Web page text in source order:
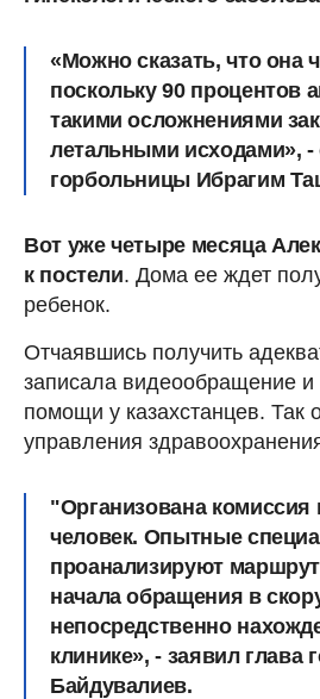
«Можно сказать, что она
поскольку 90 процентов
такими осложнениями
летальными исходами», -
горбольницы Ибрагим
Вот уже четыре месяца
к постели. Дома ее ждет
ребенок.
Отчаявшись получить
записала видеообращение и
помощи у казахстанцев. Так
управления
"Организована комиссия
человек. Опытные
проанализируют
начала обращения в
непосредственно
клинике», - заявил глава
Байдувалиев.